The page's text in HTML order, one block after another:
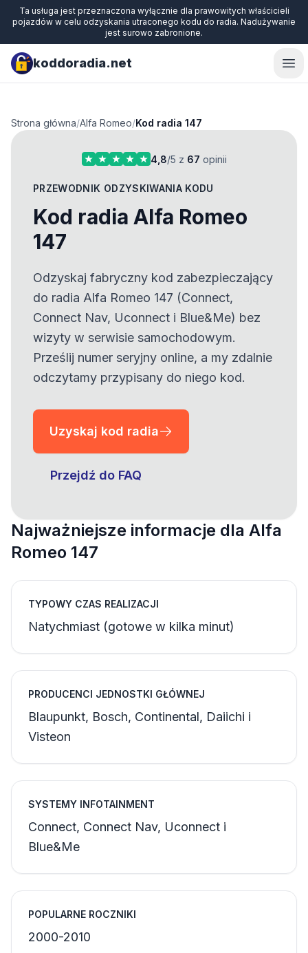
Ta usługa jest przeznaczona wyłącznie dla prawowitych właścicieli
pojazdów w celu odzyskania utraconego kodu do radia. Nadużywanie
jest surowo zabronione.
koddoradia.net
Strona główna/Alfa Romeo/Kod radia 147
4,8/5 z 67 opinii
PRZEWODNIK ODZYSKIWANIA KODU
Kod radia Alfa Romeo
147
Odzyskaj fabryczny kod zabezpieczający
do radia Alfa Romeo 147 (Connect,
Connect Nav, Uconnect i Blue&Me) bez
wizyty w serwisie samochodowym.
Prześlij numer seryjny online, a my zdalnie
odczytamy przypisany do niego kod.
Uzyskaj kod radia
Przejdź do FAQ
Najważniejsze informacje dla Alfa
Romeo 147
TYPOWY CZAS REALIZACJI
Natychmiast (gotowe w kilka minut)
PRODUCENCI JEDNOSTKI GŁÓWNEJ
Blaupunkt, Bosch, Continental, Daiichi i
Visteon
SYSTEMY INFOTAINMENT
Connect, Connect Nav, Uconnect i
Blue&Me
POPULARNE ROCZNIKI
2000-2010